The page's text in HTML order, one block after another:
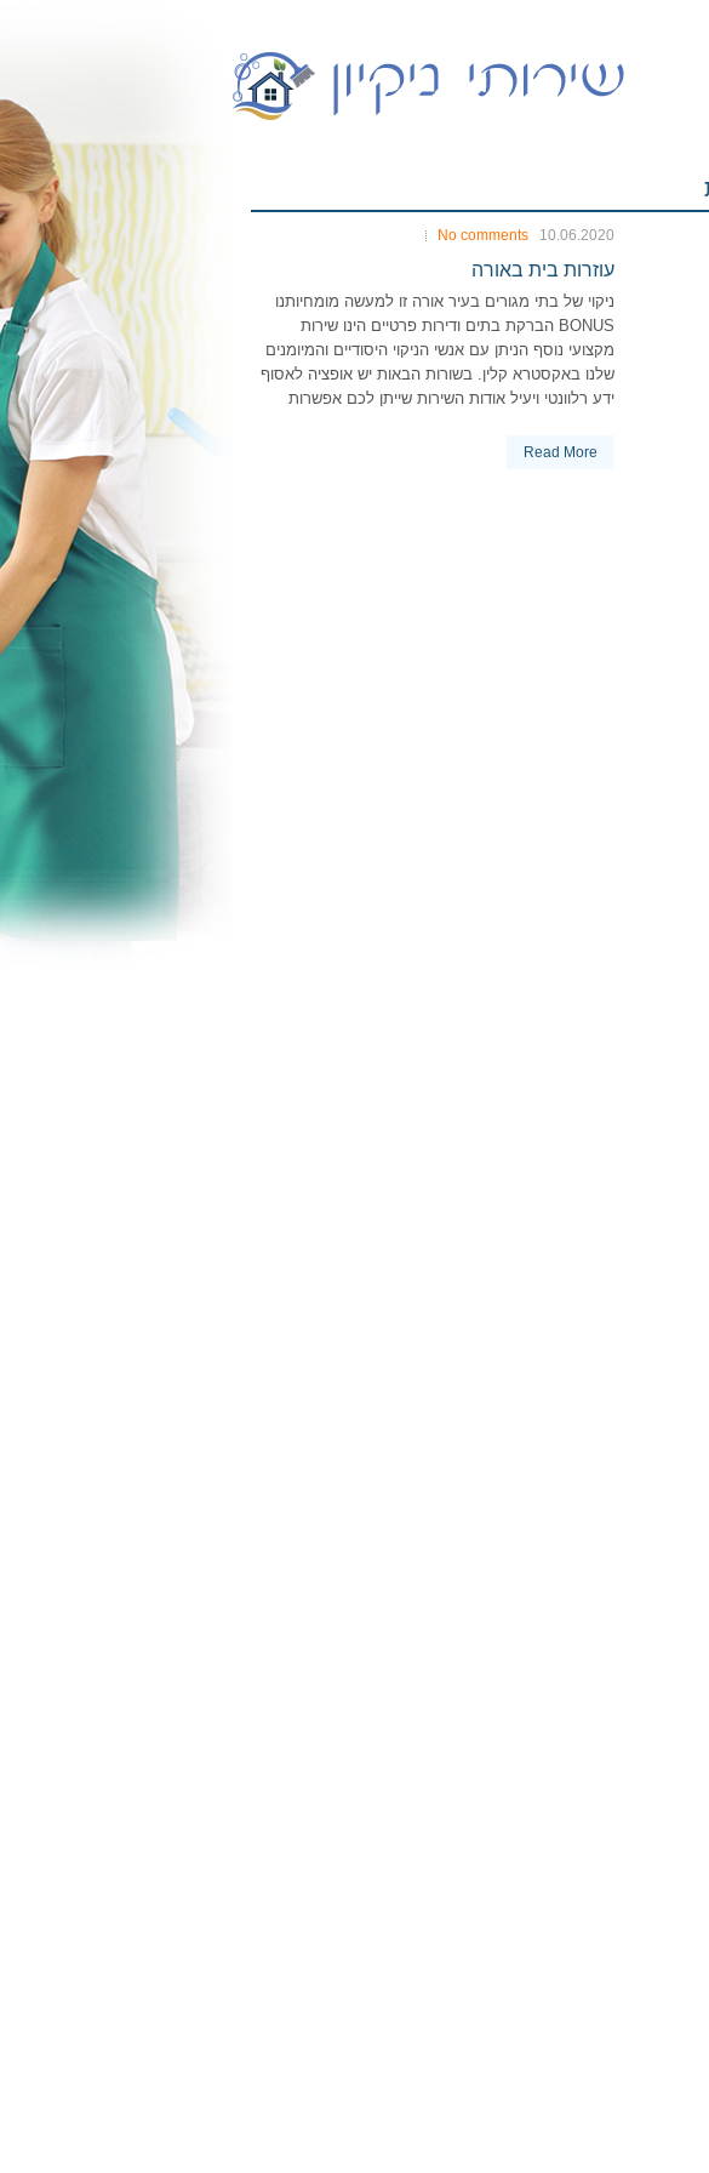
10.06.2020
No comments
עוזרות בית באורה
ניקוי של בתי מגורים בעיר אורה זו למעשה מומחיותנו
BONUS הברקת בתים ודירות פרטיים הינו שירות
מקצועי נוסף הניתן עם אנשי הניקוי היסודיים והמיומנים
שלנו באקסטרא קלין. בשורות הבאות יש אופציה לאסוף
ידע רלוונטי ויעיל אודות השירות שייתן לכם אפשרות
Read More